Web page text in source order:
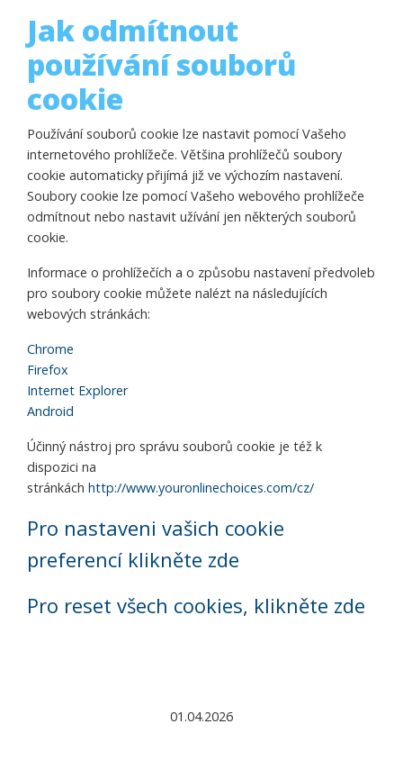
Jak odmítnout
používání souborů
cookie
Používání souborů cookie lze nastavit pomocí Vašeho
internetového prohlížeče. Většina prohlížečů soubory
cookie automaticky přijímá již ve výchozím nastavení.
Soubory cookie lze pomocí Vašeho webového prohlížeče
odmítnout nebo nastavit užívání jen některých souborů
cookie.
Informace o prohlížečích a o způsobu nastavení předvoleb
pro soubory cookie můžete nalézt na následujících
webových stránkách:
Chrome
Firefox
Internet Explorer
Android
Účinný nástroj pro správu souborů cookie je též k
dispozici na
stránkách http://www.youronlinechoices.com/cz/
Pro nastaveni vašich cookie
preferencí klikněte zde
Pro reset všech cookies, klikněte zde
01.04.2026